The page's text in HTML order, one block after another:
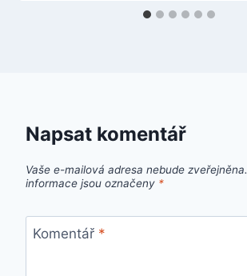
Napsat komentář
Vaše e-mailová adresa nebude zveřejněna.
informace jsou označeny *
Komentář *